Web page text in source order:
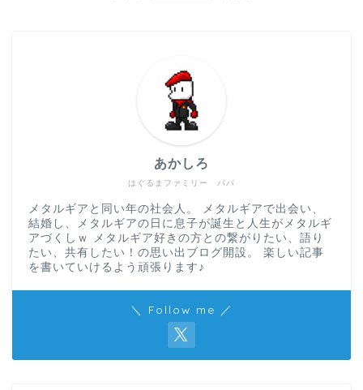
はぐるまファミリー パパ
あかしろ
メタルギアと同い年の社会人。 メタルギアで出会い、
結婚し、メタルギアの日に息子が誕生と人生がメタルギ
アづくしｗ メタルギア好きの方との繋がりたい、語り
たい、共有したい！の思い出ブログ開設。 楽しい記事
を書いていけるよう頑張ります♪
＼ Follow me ／